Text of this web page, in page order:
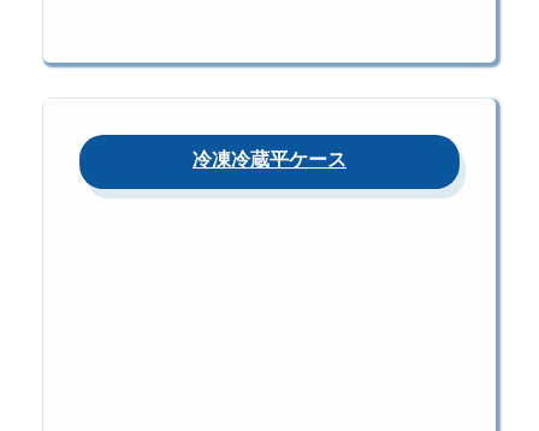
冷凍冷蔵平ケース